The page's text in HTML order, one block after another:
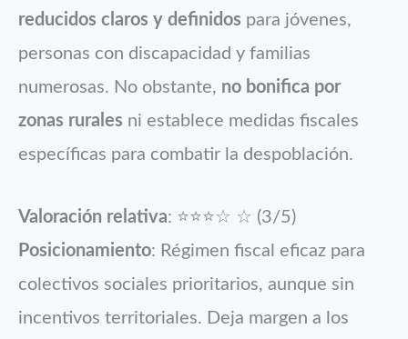
reducidos claros y definidos para jóvenes,
personas con discapacidad y familias
numerosas. No obstante, no bonifica por
zonas rurales ni establece medidas fiscales
específicas para combatir la despoblación.
Valoración relativa: ⭐⭐⭐☆ ☆ (3/5)
Posicionamiento: Régimen fiscal eficaz para
colectivos sociales prioritarios, aunque sin
incentivos territoriales. Deja margen a los